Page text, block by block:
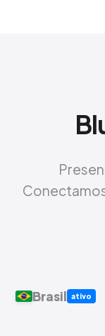
Brasil ativo